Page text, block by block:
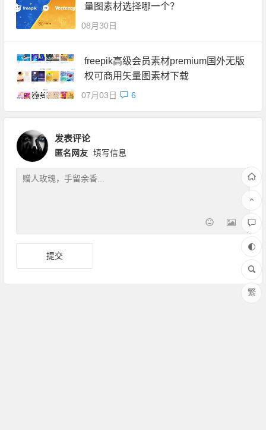
量图素材选择哪一个？
08月30日
freepik高级会员素材premium国外无版
权可商用矢量图素材下载
07月03日 6
发表评论
匿名网友 填写信息
繁